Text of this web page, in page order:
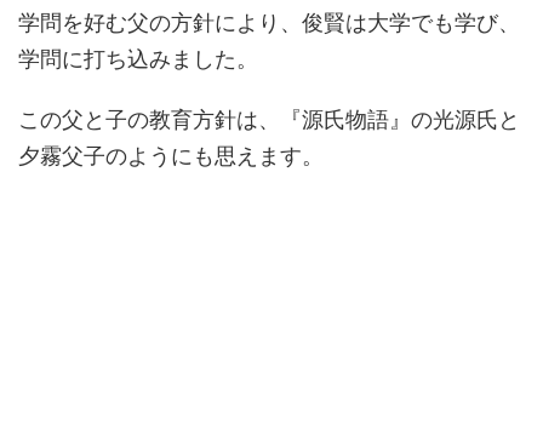
学問を好む父の方針により、俊賢は大学でも学び、
学問に打ち込みました。
この父と子の教育方針は、『源氏物語』の光源氏と
夕霧父子のようにも思えます。